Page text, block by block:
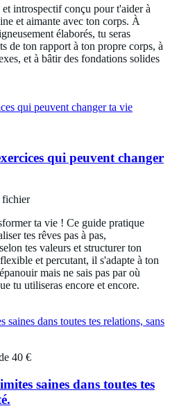
introspectif conçu pour t'aider à
et aimante avec ton corps. À
élaborés, tu seras
de ton rapport à ton propre corps, à
et à bâtir des fondations solides
qui peuvent changer
fichier
ta vie ! Ce guide pratique
tes rêves pas à pas,
tes valeurs et structurer ton
et percutant, il s'adapte à ton
mais ne sais pas par où
tu utiliseras encore et encore.
40 €
saines dans toutes tes